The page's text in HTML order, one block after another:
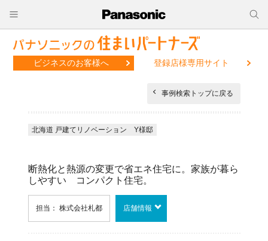
ビジネスのお客様へ 登録店様専用サイト
事例検索トップに戻る
北海道 戸建てリノベーション Y様邸
断熱化と熱源の変更で省エネ住宅に。家族が暮ら
しやすい コンパクト住宅。
担当： 株式会社札都 店舗情報